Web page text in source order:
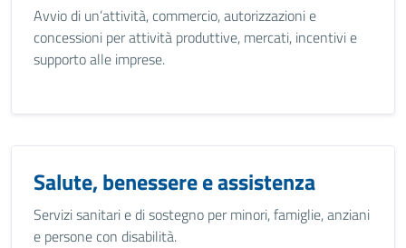
Avvio di un’attività, commercio, autorizzazioni e
concessioni per attività produttive, mercati, incentivi e
supporto alle imprese.
Salute, benessere e assistenza
Servizi sanitari e di sostegno per minori, famiglie, anziani
e persone con disabilità.